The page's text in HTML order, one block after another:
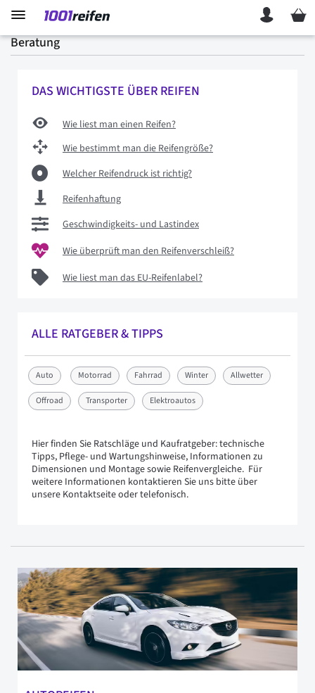
Mein
Beratung
DAS WICHTIGSTE ÜBER REIFEN
Wie liest man einen Reifen?
Wie bestimmt man die Reifengröße?
Welcher Reifendruck ist richtig?
Reifenhaftung
Geschwindigkeits- und Lastindex
Wie überprüft man den Reifenverschleiß?
Wie liest man das EU-Reifenlabel?
ALLE RATGEBER & TIPPS
Auto Motorrad Fahrrad Winter Allwetter
Offroad Transporter Elektroautos
Hier finden Sie Ratschläge und Kaufratgeber: technische
Tipps, Pflege- und Wartungshinweise, Informationen zu
Dimensionen und Montage sowie Reifenvergleiche. Für
weitere Informationen kontaktieren Sie uns bitte über
unsere Kontaktseite oder telefonisch.